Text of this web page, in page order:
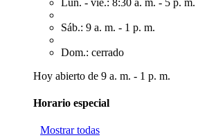
Sáb.: 9 a. m. - 1 p. m.
Dom.: cerrado
Hoy abierto de 9 a. m. - 1 p. m.
Horario especial
Mostrar todas